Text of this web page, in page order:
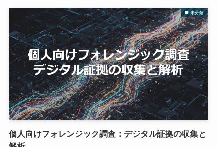
未分類
個人向けフォレンジック調査：デジタル証拠の収集と